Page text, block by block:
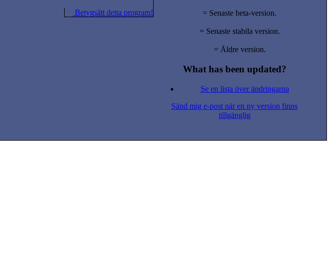
= Senaste beta-version.
= Senaste stabila version.
= Äldre version.
What has been updated?
Se en lista över ändringarna
Sänd mig e-post när en ny version finns
tillgänglig
Betygsätt detta program!